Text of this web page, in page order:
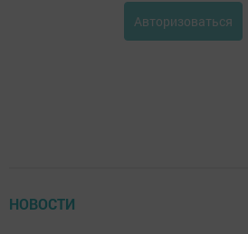
Авторизоваться
НОВОСТИ